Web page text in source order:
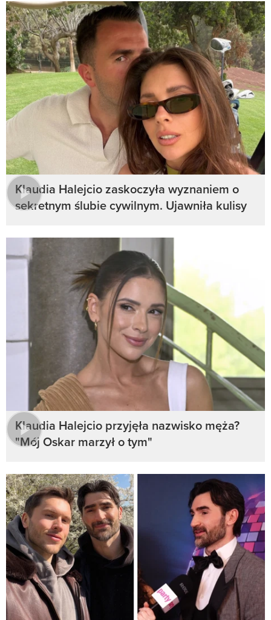
Klaudia Halejcio zaskoczyła wyznaniem o
sekretnym ślubie cywilnym. Ujawniła kulisy
Klaudia Halejcio przyjęła nazwisko męża?
"Mój Oskar marzył o tym"